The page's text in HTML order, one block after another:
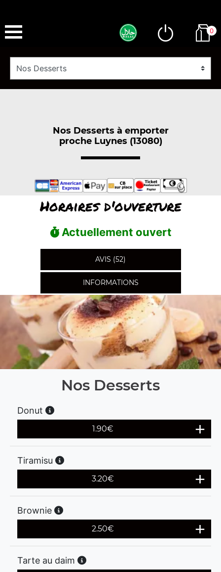
0
Nos Desserts à emporter
proche Luynes (13080)
Horaires d'ouverture
Actuellement ouvert
AVIS (52)
INFORMATIONS
Nos Desserts
Donut
1.90€
Tiramisu
3.20€
Brownie
2.50€
Tarte au daim